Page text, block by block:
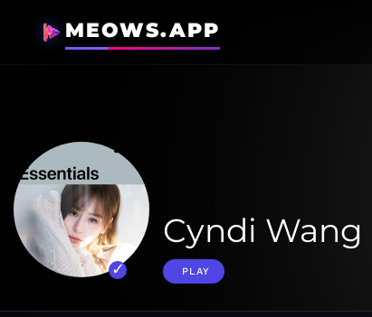
MEOWS.APP
Cyndi Wang
PLAY